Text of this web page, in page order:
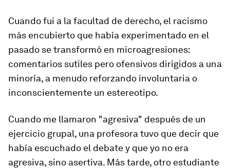
Cuando fui a la facultad de derecho, el racismo
más encubierto que había experimentado en el
pasado se transformó en microagresiones:
comentarios sutiles pero ofensivos dirigidos a una
minoría, a menudo reforzando involuntaria o
inconscientemente un estereotipo.
Cuando me llamaron "agresiva" después de un
ejercicio grupal, una profesora tuvo que decir que
había escuchado el debate y que yo no era
agresiva, sino asertiva. Más tarde, otro estudiante